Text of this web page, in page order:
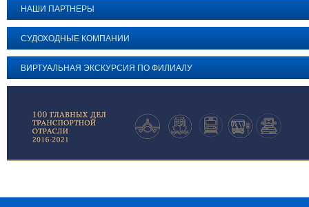
НАШИ ПАРТНЕРЫ
СУДОХОДНЫЕ КОМПАНИИ
ВИРТУАЛЬНАЯ ЭКСКУРСИЯ ПО ФИЛИАЛУ